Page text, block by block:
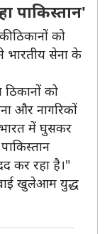
पाकिस्तान'
ठिकानों को
भारतीय सेना के
को
और नागरिकों
भारत में घुसकर
कर रहा है।"
खुलेआम युद्ध